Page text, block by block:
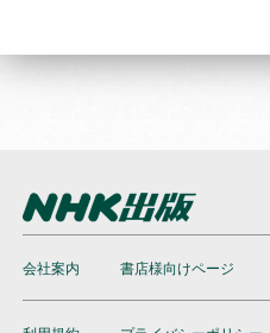
会社案内 書店様向けページ